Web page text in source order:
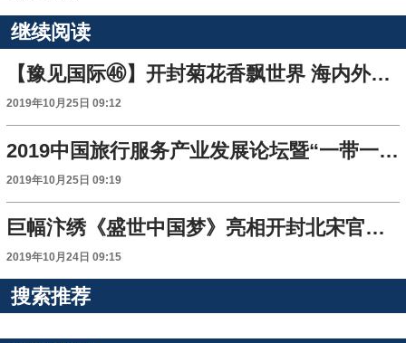
继续阅读
【豫见国际㊻】开封菊花香飘世界 海内外宾朋盛赞魅力“菊城”
2019年10月25日 09:12
2019中国旅行服务产业发展论坛暨“一带一路”城市旅游联盟年会在开封举行
2019年10月25日 09:19
巨幅汴绣《盛世中国梦》亮相开封北宋官瓷艺术博物馆
2019年10月24日 09:15
搜索推荐